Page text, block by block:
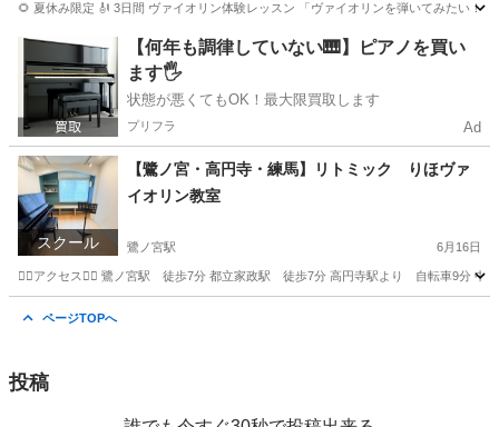
🌻 夏休み限定 🎻 3日間 ヴァイオリン体験レッスン 「ヴァイオリンを弾いてみたい！
東京 中野区 鷺ノ宮駅 育児 ヴァイオリン
【何年も調律していない🎹】ピアノを買い
ます🖐️
状態が悪くてもOK！最大限買取します
プリフラ Ad
スクール
【鷺ノ宮・高円寺・練馬】リトミック りほヴァ
イオリン教室
鷺ノ宮駅 6月16日
🚶‍♀️アクセス🚶‍♀️ 鷺ノ宮駅 徒歩7分 都立家政駅 徒歩7分 高円寺駅より 自転車9分 中
ページTOPへ
投稿